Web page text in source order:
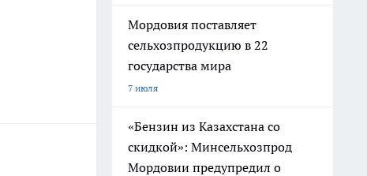
Мордовия поставляет
сельхозпродукцию в 22
государства мира
7 июля
«Бензин из Казахстана со
скидкой»: Минсельхозпрод
Мордовии предупредил о